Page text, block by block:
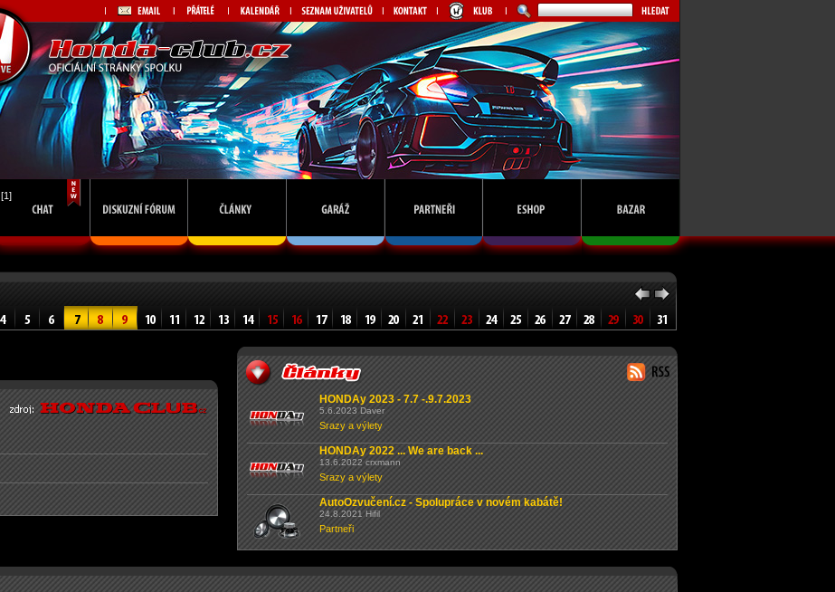
[1]
HONDAy 2023 - 7.7 -.9.7.2023
5.6.2023 Daver
Srazy a výlety
HONDAy 2022 ... We are back ...
13.6.2022 crxmann
Srazy a výlety
AutoOzvučení.cz - Spolupráce v novém kabátě!
24.8.2021 Hifil
Partneři